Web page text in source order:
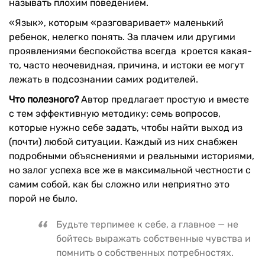
называть плохим поведением.
«Язык», которым «разговаривает» маленький
ребенок, нелегко понять. За плачем или другими
проявлениями беспокойства всегда кроется какая-
то, часто неочевидная, причина, и истоки ее могут
лежать в подсознании самих родителей.
Что полезного?Автор предлагает простую и вместе
с тем эффективную методику: семь вопросов,
которые нужно себе задать, чтобы найти выход из
(почти) любой ситуации. Каждый из них снабжен
подробными объяснениями и реальными историями,
но залог успеха все же в максимальной честности с
самим собой, как бы сложно или неприятно это
порой не было.
Будьте терпимее к себе, а главное — не
бойтесь выражать собственные чувства и
помнить о собственных потребностях.